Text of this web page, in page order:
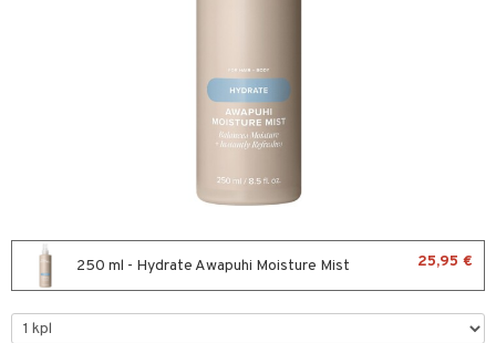
250 ml - Hydrate Awapuhi Moisture Mist 25,95 €
& Antifrizz